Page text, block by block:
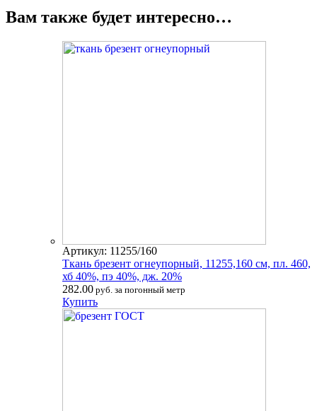
Вам также будет интересно…
Артикул: 11255/160
Ткань брезент огнеупорный, 11255,160 см, пл. 460,
хб 40%, пэ 40%, дж. 20%
282.00 руб. за погонный метр
Купить